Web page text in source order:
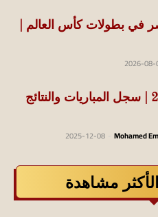
بطولات كأس العالم |
2026-08-
الدوري المصري 2022-2023 | سجل المباريات والنتائج
Mohamed
2025-12-08
مشاهدة